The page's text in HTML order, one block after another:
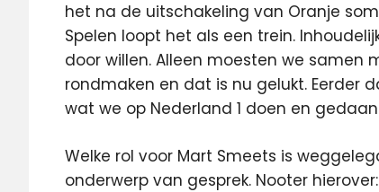
het na de uitschakeling van Oranje
Spelen loopt het als een trein.
door willen. Alleen moesten we samen
rondmaken en dat is nu gelukt. Eerder
wat we op Nederland 1 doen en gedaan
Welke rol voor Mart Smeets is
onderwerp van gesprek. Nooter